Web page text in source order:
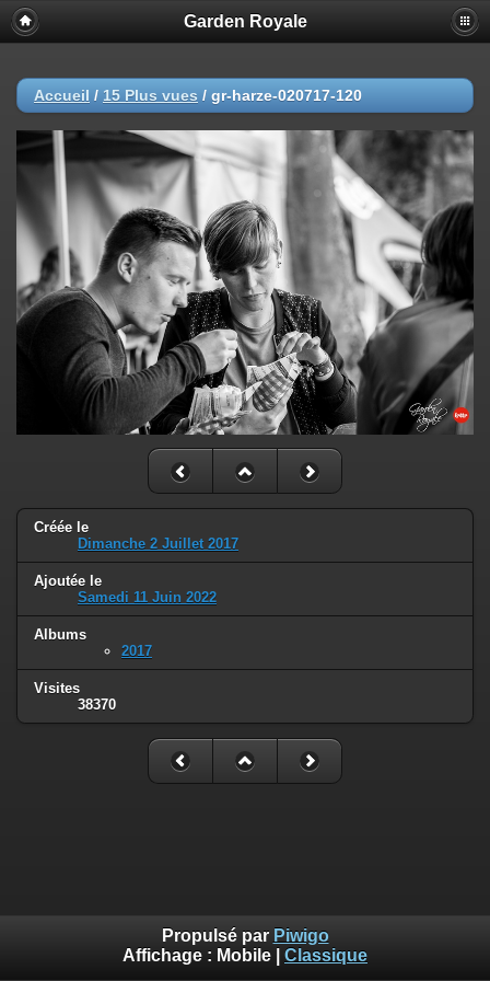
Garden Royale
Accueil / 15 Plus vues / gr-harze-020717-120
Créée le
Dimanche 2 Juillet 2017
Ajoutée le
Samedi 11 Juin 2022
Albums
2017
Visites
38370
Propulsé par Piwigo
Affichage : Mobile Classique